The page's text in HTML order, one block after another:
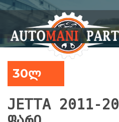
30ლ
JETTA 2011-